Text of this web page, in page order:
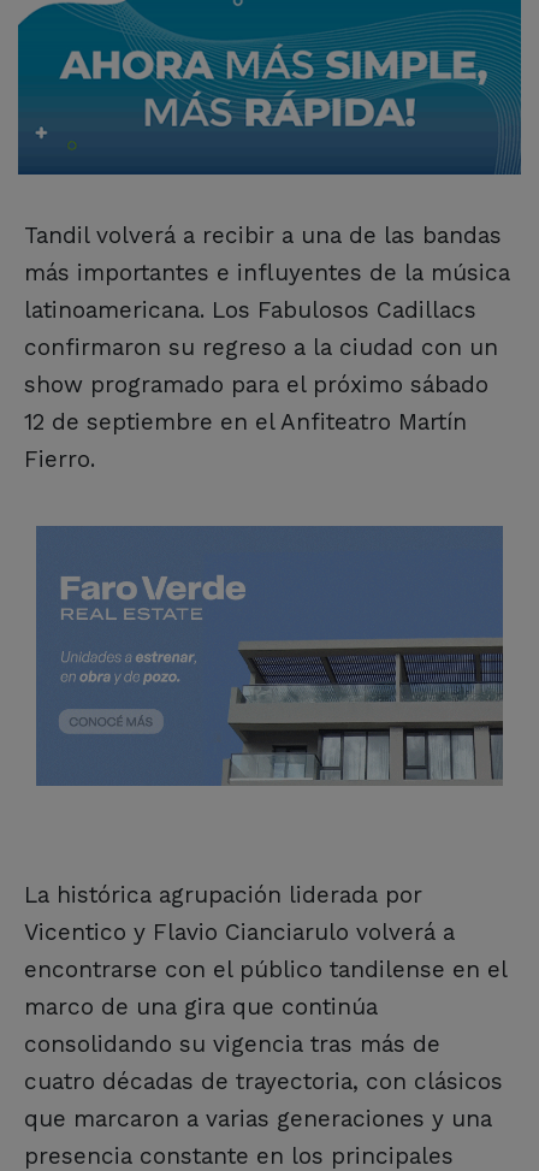
Tandil volverá a recibir a una de las bandas
más importantes e influyentes de la música
latinoamericana. Los Fabulosos Cadillacs
confirmaron su regreso a la ciudad con un
show programado para el próximo sábado
12 de septiembre en el Anfiteatro Martín
Fierro.
La histórica agrupación liderada por
Vicentico y Flavio Cianciarulo volverá a
encontrarse con el público tandilense en el
marco de una gira que continúa
consolidando su vigencia tras más de
cuatro décadas de trayectoria, con clásicos
que marcaron a varias generaciones y una
presencia constante en los principales